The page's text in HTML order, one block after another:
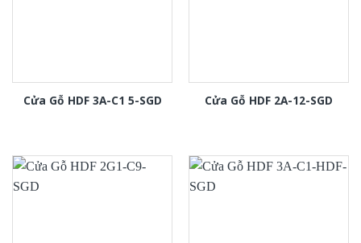
Cửa Gỗ HDF 3A-C1 5-SGD Cửa Gỗ HDF 2A-12-SGD